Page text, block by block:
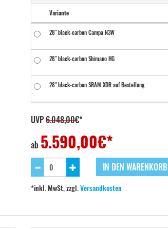
Variante
28" black-carbon Campa N3W
28" black-carbon Shimano HG
28" black-carbon SRAM XDR auf Bestellung
UVP6.048,00€*
ab 5.590,00€*
IN DEN WARENKORB
*inkl. MwSt, zzgl.Versandkosten